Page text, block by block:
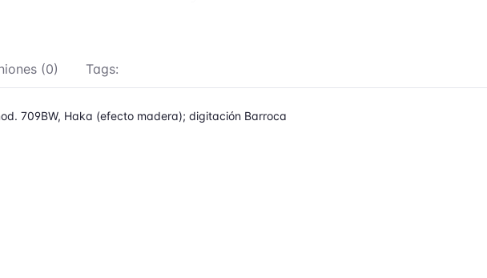
(0) Tags:
709BW, Haka (efecto madera); digitación Barroca